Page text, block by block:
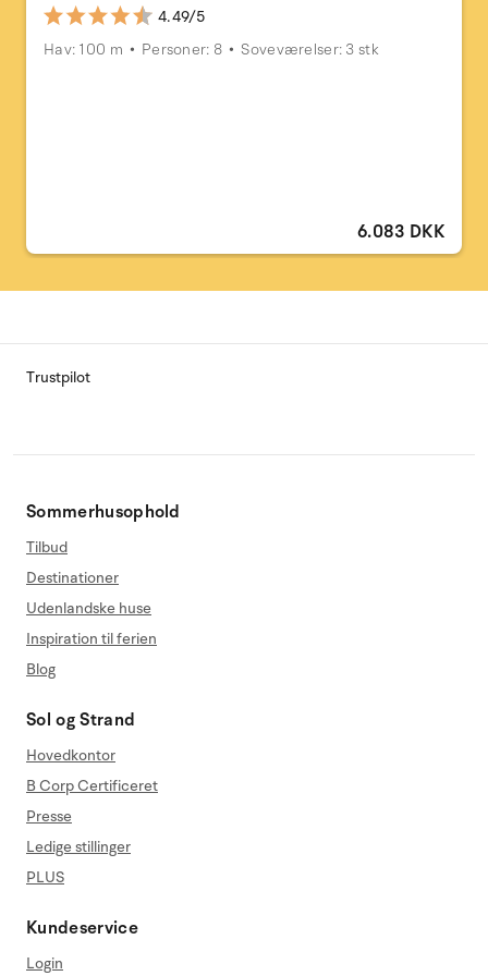
4.49/5
Hav: 100 m
Personer: 8 Soveværelser: 3 stk
6.083 DKK
Trustpilot
Sommerhusophold
Tilbud
Destinationer
Udenlandske huse
Inspiration til ferien
Blog
Sol og Strand
Hovedkontor
B Corp Certificeret
Presse
Ledige stillinger
PLUS
Kundeservice
Login